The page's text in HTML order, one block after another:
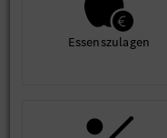
Essens­zulagen